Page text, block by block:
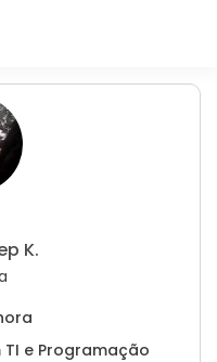
K.
TI e Programação